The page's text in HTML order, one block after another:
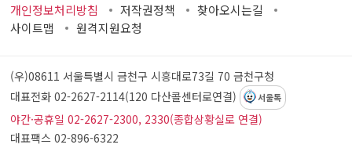
개인정보처리방침 저작권정책
찾아오시는길
사이트맵
원격지원요청
(우)08611 서울특별시 금천구 시흥대로73길 70금천구청
대표전화 02-2627-2114(120 다산콜센터로연결)
서울톡
야간·공휴일 02-2627-2300, 2330(종합상황실로 연결)
대표팩스 02-896-6322